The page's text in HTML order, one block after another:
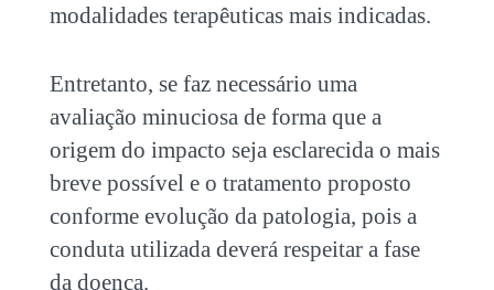
modalidades terapêuticas mais indicadas.
Entretanto, se faz necessário uma
avaliação minuciosa de forma que a
origem do impacto seja esclarecida o mais
breve possível e o tratamento proposto
conforme evolução da patologia, pois a
conduta utilizada deverá respeitar a fase
da doença.